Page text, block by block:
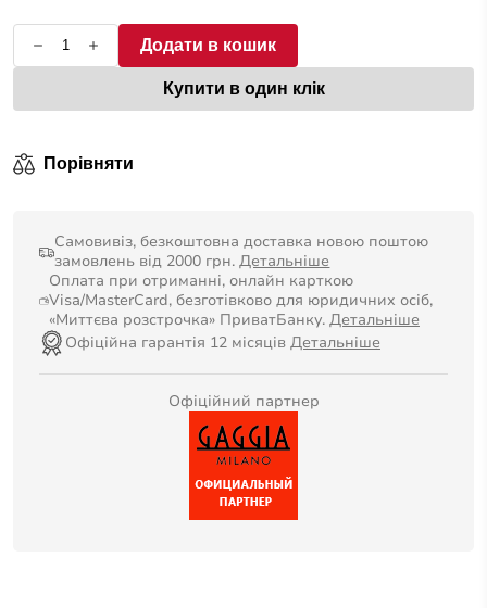
Додати в кошик
Купити в один клік
Порівняти
Самовивіз, безкоштовна доставка новою поштою
замовлень від 2000 грн.Детальніше
Оплата при отриманні, онлайн карткою
Visa/MasterCard, безготівково для юридичних осіб,
«Миттєва розстрочка» ПриватБанку. Детальніше
Офіційна гарантія 12 місяців Детальніше
Офіційний партнер